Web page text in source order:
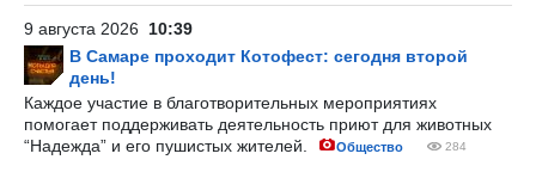
9 августа 2026 10:39
В Самаре проходит Котофест: сегодня второй
день!
Каждое участие в благотворительных мероприятиях
помогает поддерживать деятельность приют для животных
“Надежда” и его пушистых жителей.
Общество 284